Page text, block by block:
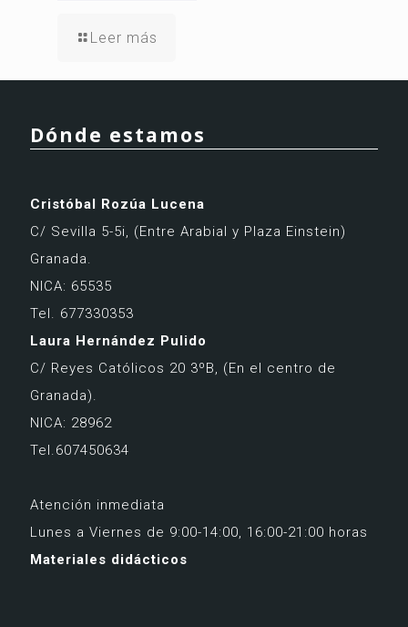
Leer más
Dónde estamos
Cristóbal Rozúa Lucena
C/ Sevilla 5-5i, (Entre Arabial y Plaza Einstein)
Granada.
NICA: 65535
Tel. 677330353
Laura Hernández Pulido
C/ Reyes Católicos 20 3ºB, (En el centro de
Granada).
NICA: 28962
Tel.607450634
Atención inmediata
Lunes a Viernes de 9:00-14:00, 16:00-21:00 horas
Materiales didácticos